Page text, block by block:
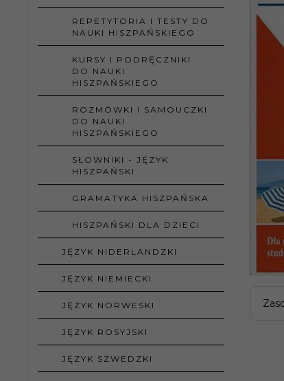
REPETYTORIA I TESTY DO
NAUKI HISZPAŃSKIEGO
KURSY I PODRĘCZNIKI
DO NAUKI
HISZPAŃSKIEGO
ROZMÓWKI I SAMOUCZKI
DO NAUKI
HISZPAŃSKIEGO
SŁOWNIKI - JĘZYK
HISZPAŃSKI
GRAMATYKA HISZPAŃSKA
HISZPAŃSKI DLA DZIECI
JĘZYK NIDERLANDZKI
JĘZYK NIEMIECKI
JĘZYK NORWESKI
JĘZYK ROSYJSKI
JĘZYK SZWEDZKI